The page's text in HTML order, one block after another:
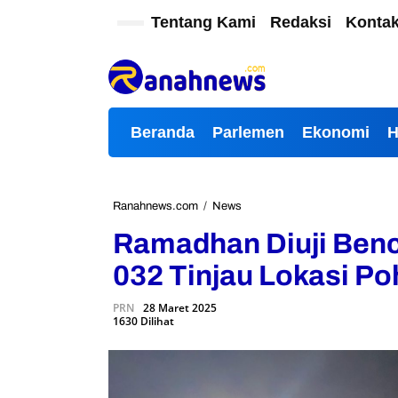
Tentang Kami Redaksi
Beranda Parlemen Ekonomi
Ranahnews.com / News
m
D
Ramadhan Diuji
032 Tinjau Lokasi
PRN 28 Maret 2025
1630 Dilihat